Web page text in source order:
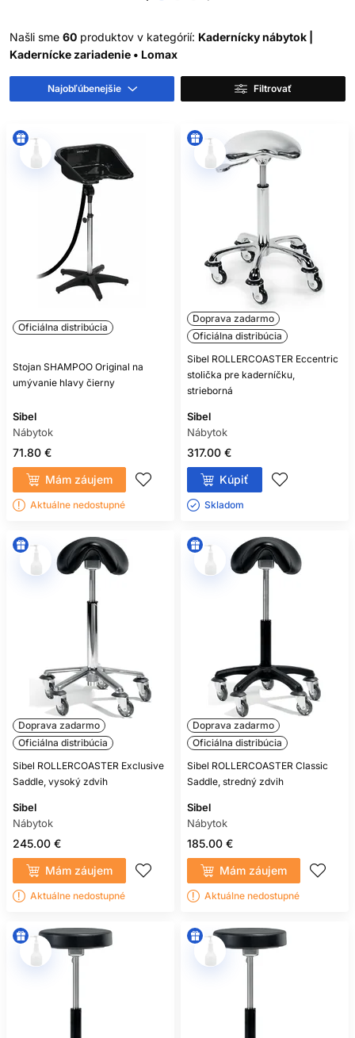
Našli sme 60 produktov v kategórií: Kadernícky nábytok |
Kadernícke zariadenie • Lomax
Najobľúbenejšie Filtrovať
Oficiálna distribúcia
Stojan SHAMPOO Original na
umývanie hlavy čierny
Sibel
Nábytok
71.80 €
Mám záujem
Aktuálne nedostupné
Doprava zadarmo
Oficiálna distribúcia
Sibel ROLLERCOASTER Eccentric
stolička pre kaderníčku,
strieborná
Sibel
Nábytok
317.00 €
Kúpiť
Skladom ㅤ
Doprava zadarmo
Oficiálna distribúcia
Sibel ROLLERCOASTER Exclusive
Saddle, vysoký zdvih
Sibel
Nábytok
245.00 €
Mám záujem
Aktuálne nedostupné
Doprava zadarmo
Oficiálna distribúcia
Sibel ROLLERCOASTER Classic
Saddle, stredný zdvih
Sibel
Nábytok
185.00 €
Mám záujem
Aktuálne nedostupné